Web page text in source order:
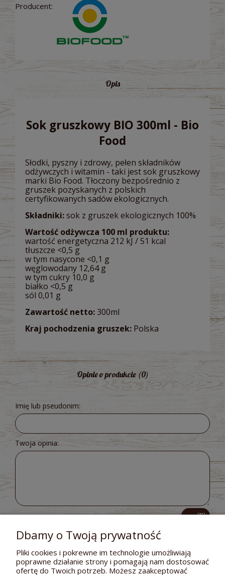
Producent:
Opis
Sok gruszkowy BIO 300ml - Bio
Food
Słodki, pyszny i zdrowy, pełen składników
odżywczych i witamin - taki jest sok gruszkowy
marki Bio Food. Tłoczony bezpośrednio z
gruszek pozyskanych z polskich
certyfikowanych sadów ekologicznych.
Składniki:sok z gruszek ekologicznych 100%
Wartość odżywcza 100 ml produktu:
wartość energetyczna 212 kJ / 51 kcal
tłuszcze <0,5 g
w tym nasycone <0,1 g
węglowodany 12,64 g
w tym cukry 10,0 g
białko <0,5 g
sól 0,01 g
Zawartość netto:300ml
Kraj pochodzenia gruszek: Polska
Opinie o produkcie (0)
Imię lub pseudonim:
Twoja opinia:
wyślij
POMOC
Dbamy o Twoją prywatność
Pliki cookies i pokrewne im technologie umożliwiają
poprawne działanie strony i pomagają nam dostosować
ofertę do Twoich potrzeb. Możesz zaakceptować